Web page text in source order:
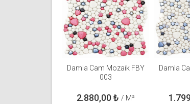
Damla Cam Mozaik FBY
003
2.880,00₺ / M²
Damla